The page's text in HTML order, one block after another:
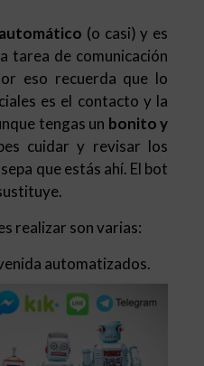
(o casi) y es
tarea de comunicación
eso recuerda que lo
es el contacto y la
tengas un bonito y
cuidar y revisar los
que estás ahí. El bot
realizar son varias:
automatizados.